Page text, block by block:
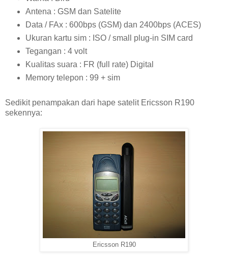
Antena : GSM dan Satelite
Data / FAx : 600bps (GSM) dan 2400bps (ACES)
Ukuran kartu sim : ISO / small plug-in SIM card
Tegangan : 4 volt
Kualitas suara : FR (full rate) Digital
Memory telepon : 99 + sim
Sedikit penampakan dari hape satelit Ericsson R190
sekennya:
Ericsson R190